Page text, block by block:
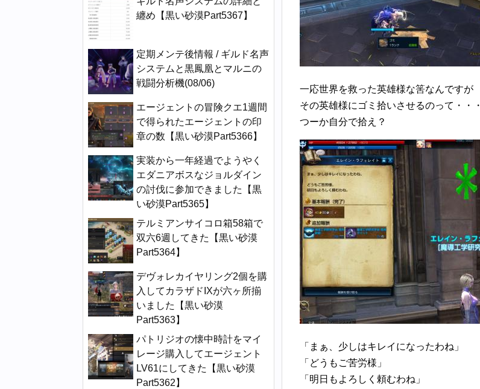
一応世界を救った英雄様な筈なんですが
その英雄様にゴミ拾いさせるのって・・・
つーか自分で拾え？
「まぁ、少しはキレイになったわね」
「どうもご苦労様」
「明日もよろしく頼むわね」
纏め【黒い砂漠Part5367】
定期メンテ後情報 / ギルド名声
システムと黒鳳凰とマルニの
戦闘分析機(08/06)
エージェントの冒険クエ1週間
で得られたエージェントの印
章の数【黒い砂漠Part5366】
実装から一年経過でようやく
エダニアボスなジョルダイン
の討伐に参加できました【黒
い砂漠Part5365】
テルミアンサイコロ箱58箱で
双六6週してきた【黒い砂漠
Part5364】
デヴォレカイヤリング2個を購
入してカラザドIXが六ヶ所揃
いました【黒い砂漠
Part5363】
パトリジオの懐中時計をマイ
レージ購入してエージェント
LV61にしてきた【黒い砂漠
Part5362】